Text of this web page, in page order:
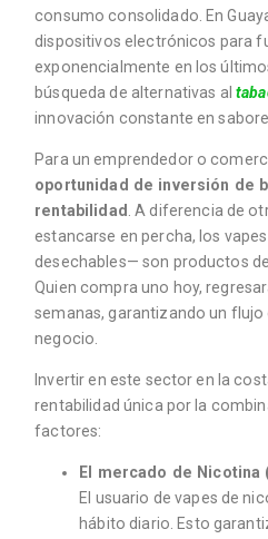
consumo consolidado. En
dispositivos electrónicos para
exponencialmente en los
búsqueda de alternativas al
innovación constante en
Para un emprendedor o
oportunidad de inversión de
rentabilidad . A diferencia de
estancarse en percha, los
desechables— son productos
Quien compra uno hoy,
semanas, garantizando un
negocio.
Invertir en este sector en la
rentabilidad única por la
factores:
El mercado de Nicotina
El usuario de vapes de
hábito diario. Esto